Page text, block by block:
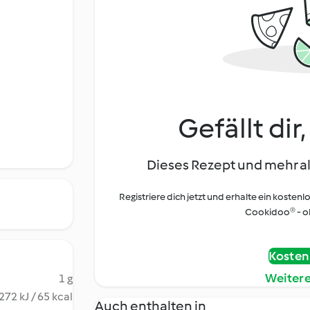
1 g
kJ / 65 kcal
Gefällt
Dieses Rezept und mehr
Registriere dich jetzt und erhalte ein
Cookidoo® -
Auch enthalten in